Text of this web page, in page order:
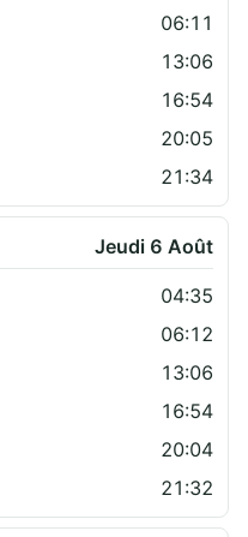
06:11
13:06
16:54
20:05
21:34
Jeudi 6 Août
04:35
06:12
13:06
16:54
20:04
21:32